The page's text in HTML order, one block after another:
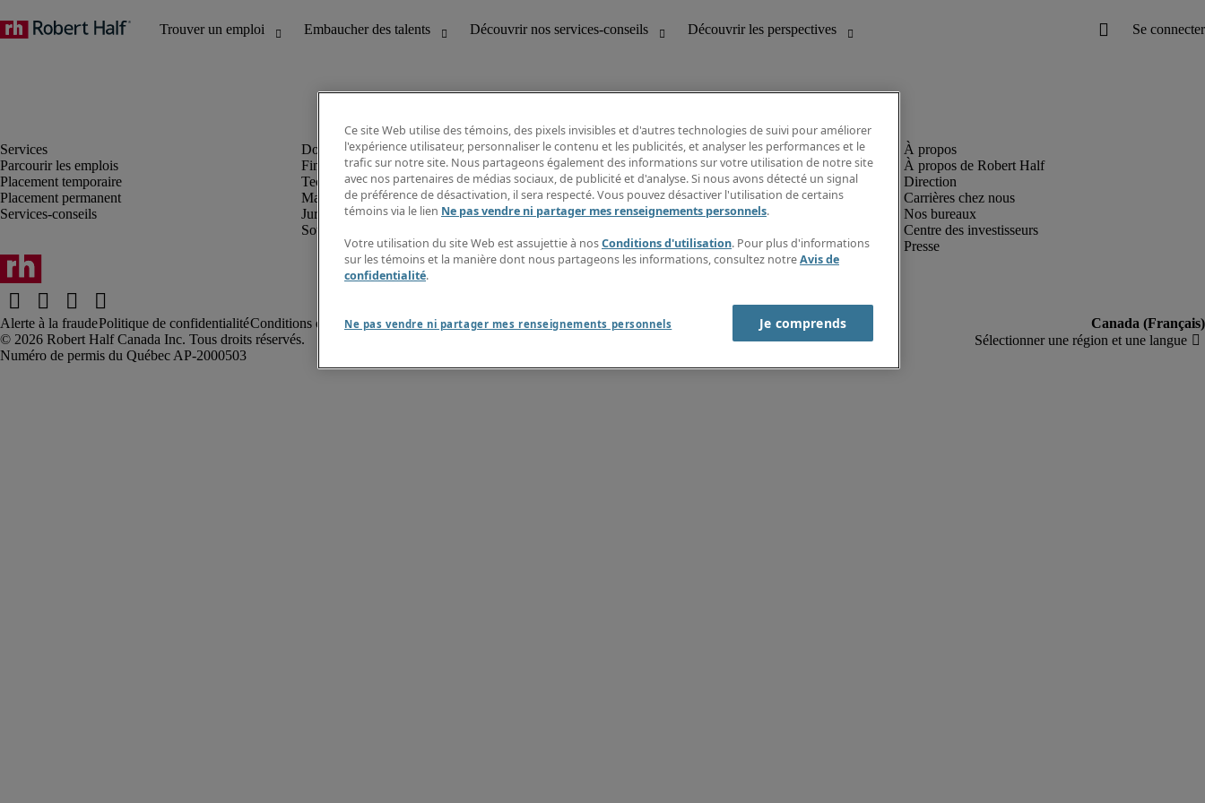
Parcourir les emplois
Placement temporaire
Placement permanent
Services-conseils
Finance et comptabilité
Technologie
Marketing et création
Juridique
Soutien administratif et à la clientèle
Découvrir les perspectives
Répertoire d’emplois
Guide salarial
Rapports de temps
Contactez-nous
À propos de Robert Half
Direction
Carrières chez nous
Nos bureaux
Centre des investisseurs
Presse
Alerte à la fraudePolitique de confidentialitéConditions d’utilisation Rapport sur l'esclavage moderne
Robert Half Canada Inc. Tous droits réservés.
Ce site Web utilise des témoins, des pixels invisibles et d'autres technologies de suivi pour améliorer
l'expérience utilisateur, personnaliser le contenu et les publicités, et analyser les performances et le
trafic sur notre site. Nous partageons également des informations sur votre utilisation de notre site
avec nos partenaires de médias sociaux, de publicité et d'analyse. Si nous avons détecté un signal
de préférence de désactivation, il sera respecté. Vous pouvez désactiver l'utilisation de certains
témoins via le lien Ne pas vendre ni partager mes renseignements personnels.
Votre utilisation du site Web est assujettie à nosConditions d'utilisation. Pour plus d'informations
sur les témoins et la manière dont nous partageons les informations, consultez notreAvis de
confidentialité.
Ne pas vendre ni partager mes renseignements personnels Je comprends